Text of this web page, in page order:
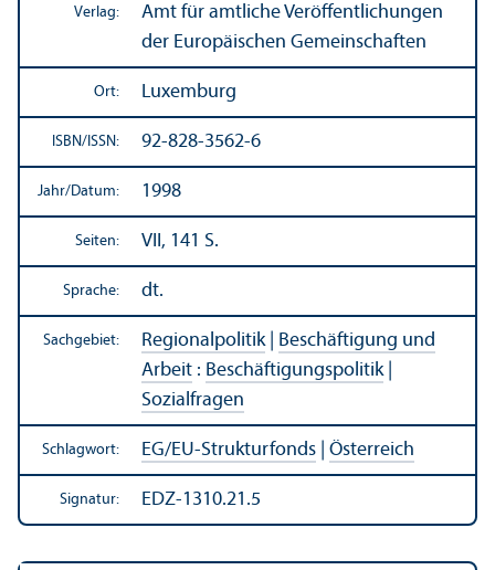
Verlag:
Amt für amtliche Veröffentlichungen
der Europäischen Gemeinschaften
Ort: Luxemburg
ISBN/ ISSN: 92-828-3562-6
Jahr/Datum: 1998
Seiten: VII, 141 S.
Sprache: dt.
Sachgebiet: Regionalpolitik| Beschäftigung und
Arbeit : Beschäftigungs­politik|
Sozialfragen
Schlagwort: EG/EU-Strukturfonds Österreich
Signatur: EDZ-1310.21.5